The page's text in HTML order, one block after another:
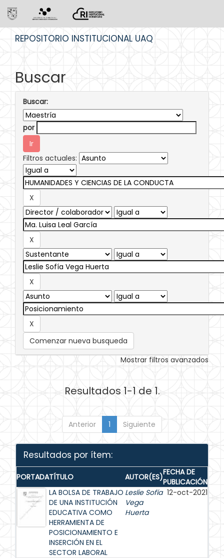
REPOSITORIO INSTITUCIONAL UAQ
Buscar
Buscar:
por
Filtros actuales:
Comenzar nueva busqueda
Mostrar filtros avanzados
Resultados 1-1 de 1.
Anterior 1 Siguiente
Resultados por ítem:
PORTADATÍTULO AUTOR(ES)FECHA DE
PUBLICACIÓN
LA BOLSA DE TRABAJO
DE UNA INSTITUCIÓN
EDUCATIVA COMO
HERRAMIENTA DE
POSICIONAMIENTO E
INSERCIÓN EN EL
SECTOR LABORAL
Leslie Sofía
Vega
Huerta
12-oct-2021